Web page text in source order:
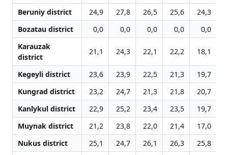
Beruniy district 24,9 27,8 26,5 25,6 24,3
Bozatau district
0,0 0,0 0,0 0,0
0,0
Karauzak
district
21,1 24,3 22,1 22,2 18,1
Kegeyli district 23,6 23,9 22,5 21,3 19,7
Kungrad district
23,2 24,7 21,3 21,8 20,7
Kanlykul district
22,9 25,2 23,4 23,5 19,7
Muynak district
21,2 23,8 22,0 21,4 17,0
Nukus district
25,1 24,7 26,1 26,3 25,8